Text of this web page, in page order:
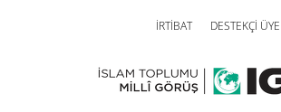
İRTİBAT DESTEKÇİ